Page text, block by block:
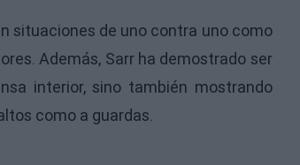
situaciones de uno contra uno como
Además, Sarr ha demostrado ser
interior, sino también mostrando
como a guardas.